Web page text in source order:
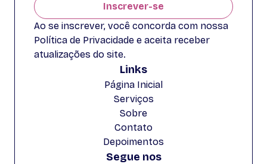
Inscrever-se
Ao se inscrever, você concorda com nossa
Política de Privacidade e aceita receber
atualizações do site.
Links
Página Inicial
Serviços
Sobre
Contato
Depoimentos
Segue nos